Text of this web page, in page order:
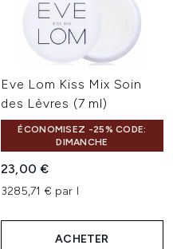
Eve Lom Kiss Mix Soin
des Lèvres (7 ml)
ÉCONOMISEZ -25% CODE:
DIMANCHE
23,00 €
3285,71 € par l
ACHETER